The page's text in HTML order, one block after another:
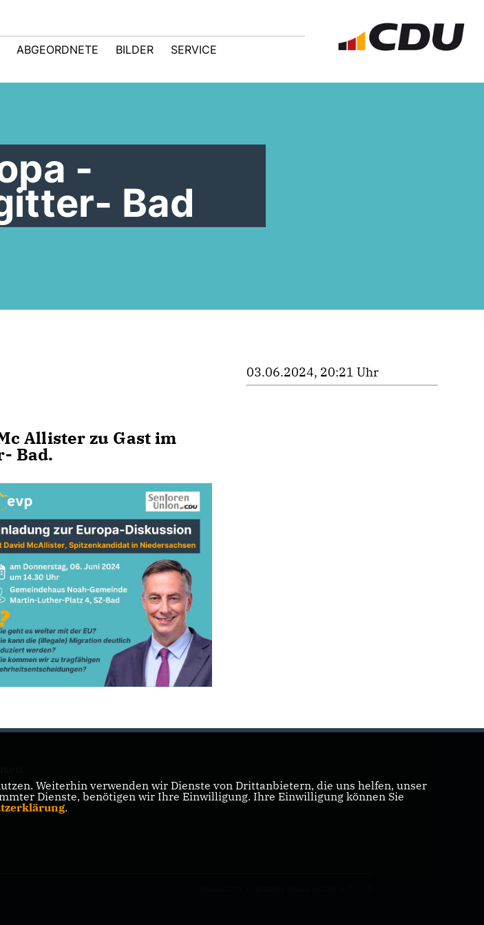
ABGEORDNETE BILDER SERVICE
-
Bad
Allister zu Gast im
Bad.
03.06.2024, 20:21 Uhr
Weiterhin verwenden wir Dienste von Drittanbietern, die uns helfen, unser
Dienste, benötigen wir Ihre Einwilligung. Ihre Einwilligung können Sie
.